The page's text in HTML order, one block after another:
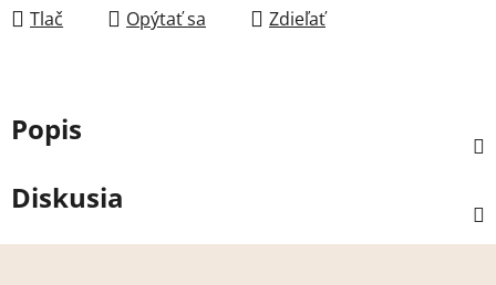
Tlač Opýtať sa Zdieľať
Popis
Diskusia
Z